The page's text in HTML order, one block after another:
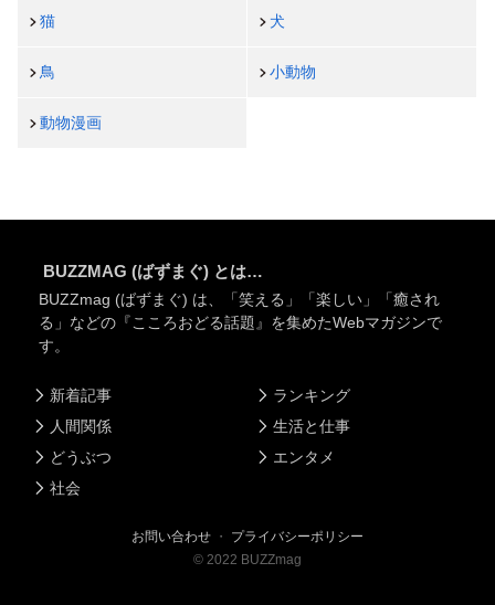
猫 犬
鳥 小動物
動物漫画
BUZZMAG (ばずまぐ) とは…
BUZZmag (ばずまぐ) は、「笑える」「楽しい」「癒され
る」などの『こころおどる話題』を集めたWebマガジンで
す。
新着記事
人間関係
どうぶつ
社会
ランキング
生活と仕事
エンタメ
お問い合わせ ・ プライバシーポリシー
© 2022 BUZZmag